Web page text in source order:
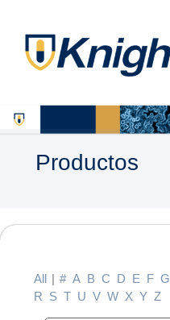
Productos
All | # A B C D E F G
R S T U V W X Y Z